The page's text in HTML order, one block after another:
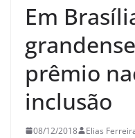
Em
prêmio
inclusão
08/12/2018 Elias